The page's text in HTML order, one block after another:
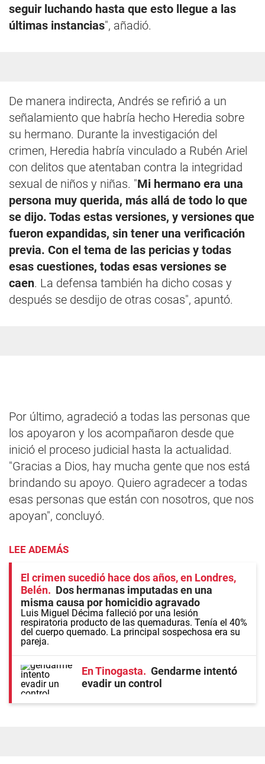
seguir luchando hasta que esto llegue a las
últimas instancias", añadió.
De manera indirecta, Andrés se refirió a un
señalamiento que habría hecho Heredia sobre
su hermano. Durante la investigación del
crimen, Heredia habría vinculado a Rubén Ariel
con delitos que atentaban contra la integridad
sexual de niños y niñas. "Mi hermano era una
persona muy querida, más allá de todo lo que
se dijo. Todas estas versiones, y versiones que
fueron expandidas, sin tener una verificación
previa. Con el tema de las pericias y todas
esas cuestiones, todas esas versiones se
caen. La defensa también ha dicho cosas y
después se desdijo de otras cosas", apuntó.
Por último, agradeció a todas las personas que
los apoyaron y los acompañaron desde que
inició el proceso judicial hasta la actualidad.
"Gracias a Dios, hay mucha gente que nos está
brindando su apoyo. Quiero agradecer a todas
esas personas que están con nosotros, que nos
apoyan", concluyó.
LEE ADEMÁS
El crimen sucedió hace dos años, en Londres,
Belén
Dos hermanas imputadas en una
misma causa por homicidio agravado
Luis Miguel Décima falleció por una lesión
respiratoria producto de las quemaduras. Tenía el 40%
del cuerpo quemado. La principal sospechosa era su
pareja.
En Tinogasta
Gendarme intentó
evadir un control